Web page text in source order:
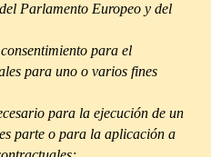
Parlamento Europeo y del
para el
para uno o varios fines
para la ejecución de un
parte o para la aplicación a